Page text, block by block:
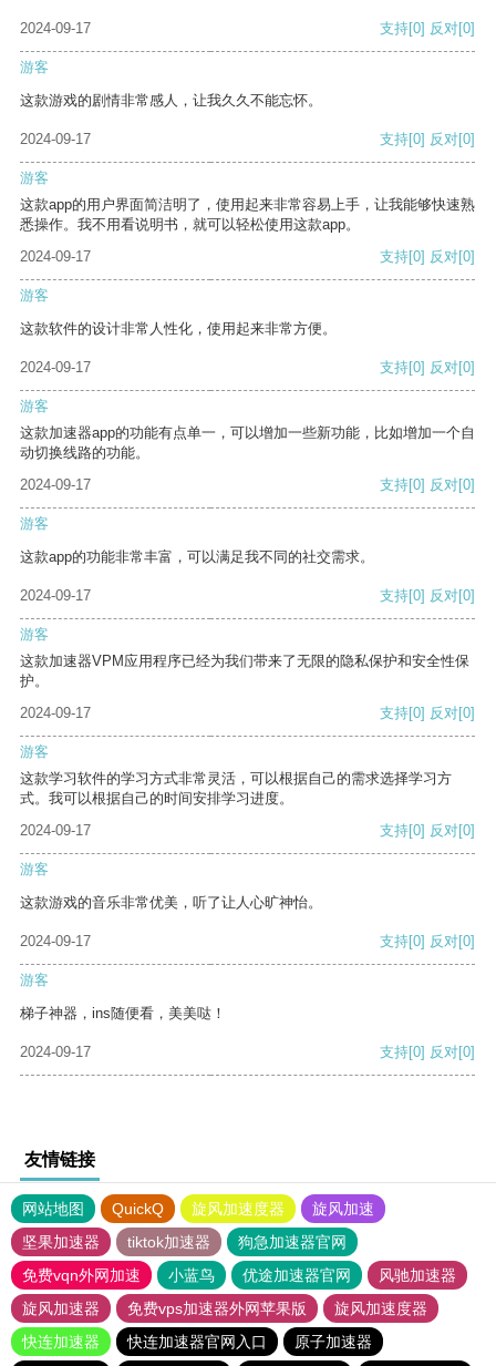
2024-09-17 支持[0] 反对[0]
游客
这款游戏的剧情非常感人，让我久久不能忘怀。
2024-09-17 支持[0] 反对[0]
游客
这款app的用户界面简洁明了，使用起来非常容易上手，让我能够快速熟
悉操作。我不用看说明书，就可以轻松使用这款app。
2024-09-17
支持[0] 反对[0]
游客
这款软件的设计非常人性化，使用起来非常方便。
2024-09-17 支持[0] 反对[0]
游客
这款加速器app的功能有点单一，可以增加一些新功能，比如增加一个自
动切换线路的功能。
2024-09-17
支持[0] 反对[0]
游客
这款app的功能非常丰富，可以满足我不同的社交需求。
2024-09-17 支持[0] 反对[0]
游客
这款加速器VPM应用程序已经为我们带来了无限的隐私保护和安全性保
护。
2024-09-17
支持[0] 反对[0]
游客
这款学习软件的学习方式非常灵活，可以根据自己的需求选择学习方
式。我可以根据自己的时间安排学习进度。
2024-09-17
支持[0] 反对[0]
游客
这款游戏的音乐非常优美，听了让人心旷神怡。
2024-09-17 支持[0] 反对[0]
游客
梯子神器，ins随便看，美美哒！
2024-09-17 支持[0] 反对[0]
友情链接
网站地图 QuickQ 旋风加速度器
旋风加速
坚果加速器
tiktok加速器
狗急加速器官网
免费vqn外网加速
小蓝鸟 优途加速器官网
风驰加速器
旋风加速器
免费vps加速器外网苹果版
旋风加速度器
快连加速器
快连加速器官网入口 原子加速器